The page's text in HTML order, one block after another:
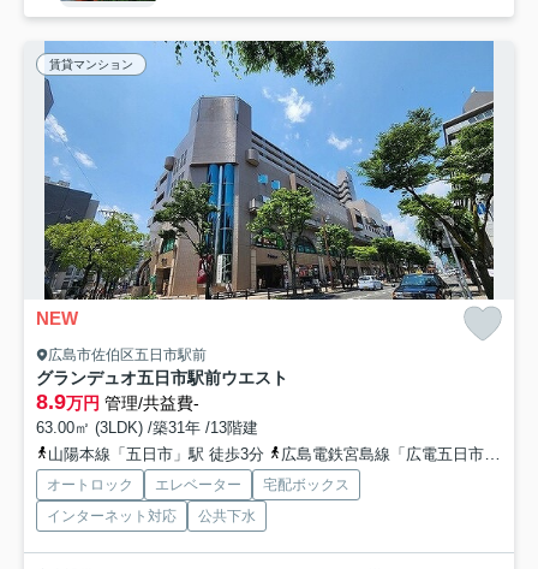
賃貸マンション
NEW
広島市佐伯区五日市駅前
グランデュオ五日市駅前ウエスト
8.9万円 管理/共益費-
63.00㎡ (3LDK) /築31年 /13階建
山陽本線「五日市」駅 徒歩3分
広島電鉄宮島線「広電五日市」駅 徒歩4分
オートロック エレベーター
宅配ボックス
インターネット対応
公共下水